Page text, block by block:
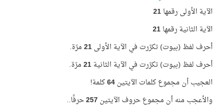
الآية الأولى رقمها21
الآية الثانية رقمها21
أحرف لفظ (بيوت) تكرّرت في الآية الأولى21مرّة.
أحرف لفظ (بيوت) تكرّرت في الآية الثانية21مرّة.
العجيب أن مجموع كلمات الآيتين64كلمة!
والأعجب منه أن مجموع حروف الآيتين257حرفًا..